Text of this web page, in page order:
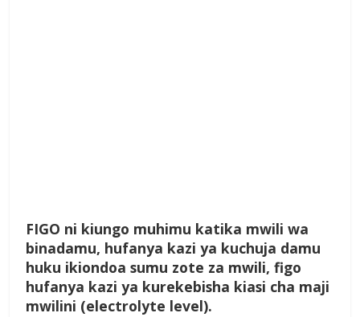
FIGO ni kiungo muhimu katika mwili wa
binadamu, hufanya kazi ya kuchuja damu
huku ikiondoa sumu zote za mwili, figo
hufanya kazi ya kurekebisha kiasi cha maji
mwilini (electrolyte level).